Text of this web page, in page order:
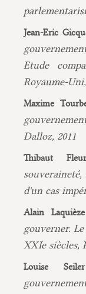
Jean-Eric
Etude
Royaume-
Maxime
Dalloz, 2011
Thibaut
d'un cas
Alain
gouverner.
XXIe siècles,
Louise